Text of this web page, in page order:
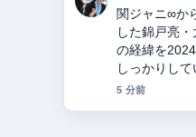
教会とは？
徹底解説 の
です。今日
す。
7 分前